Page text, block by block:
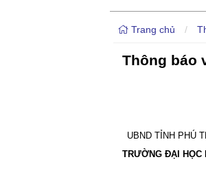
Trang chủ /
Thông báo
UBND TỈNH PHÚ
TRƯỜNG ĐẠI HỌC